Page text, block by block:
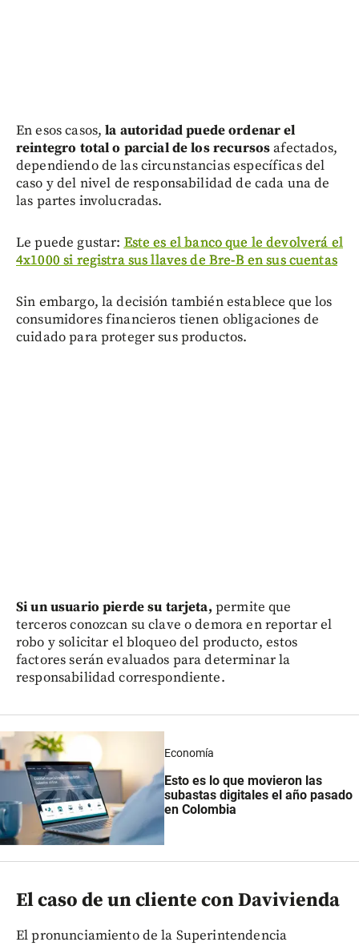
En esos casos,la autoridad puede ordenar el
reintegro total o parcial de los recursosafectados,
dependiendo de las circunstancias específicas del
caso y del nivel de responsabilidad de cada una de
las partes involucradas.
Le puede gustar: Este es el banco que le devolverá el
4x1000 si registra sus llaves de Bre-B en sus cuentas
Sin embargo, la decisión también establece que los
consumidores financieros tienen obligaciones de
cuidado para proteger sus productos.
Si un usuario pierde su tarjeta, permite que
terceros conozcan su clave o demora en reportar el
robo y solicitar el bloqueo del producto, estos
factores serán evaluados para determinar la
responsabilidad correspondiente.
Economía
Esto es lo que movieron las
subastas digitales el año pasado
en Colombia
El caso de un cliente con Davivienda
El pronunciamiento de la Superintendencia